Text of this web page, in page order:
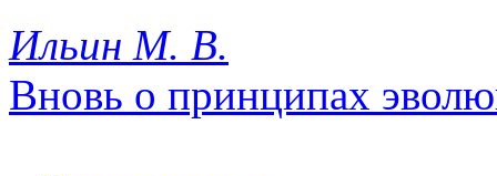
Ильин М. В.
Вновь о принципах